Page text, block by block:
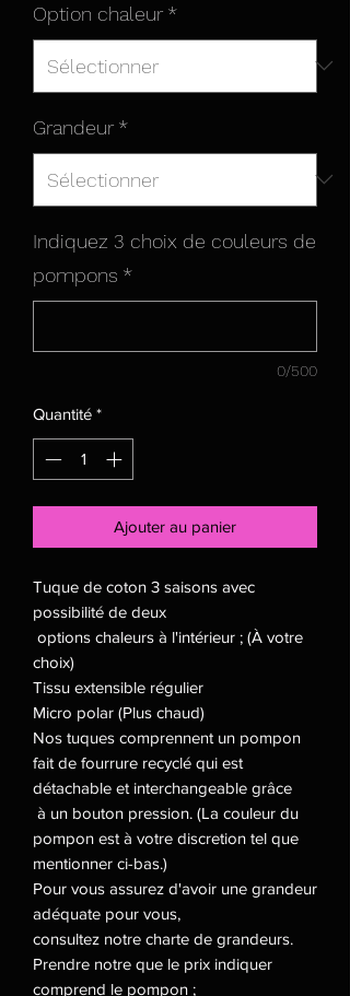
Option chaleur *
Grandeur *
Indiquez 3 choix de couleurs de
pompons *
0/500
Quantité *
Ajouter au panier
Tuque de coton 3 saisons avec
possibilité de deux
options chaleurs à l'intérieur ; (À votre
choix)
Tissu extensible régulier
Micro polar (Plus chaud)
Nos tuques comprennent un pompon
fait de fourrure recyclé qui est
détachable et interchangeable grâce
à un bouton pression. (La couleur du
pompon est à votre discretion tel que
mentionner ci-bas.)
Pour vous assurez d'avoir une grandeur
adéquate pour vous,
consultez notre charte de grandeurs.
Prendre notre que le prix indiquer
comprend le pompon ;